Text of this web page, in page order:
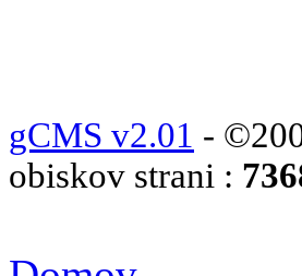
gCMS v2.01 -
obiskov strani :